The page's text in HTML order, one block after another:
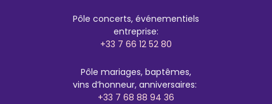
Pôle concerts, événementiels
entreprise:
+33 7 66 12 52 80
Pôle mariages, baptêmes,
vins d’honneur, anniversaires:
+33 7 68 88 94 36